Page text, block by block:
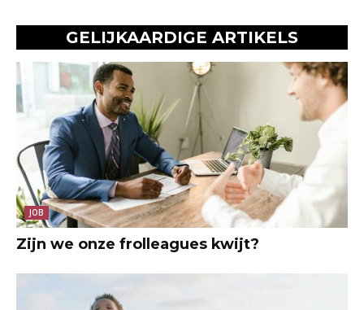
GELIJKAARDIGE ARTIKELS
JOB
Zijn we onze frolleagues kwijt?